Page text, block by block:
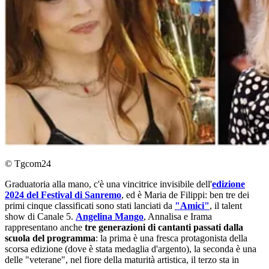
© Tgcom24
Graduatoria alla mano, c'è una vincitrice invisibile dell'edizione
2024 del Festival di Sanremo, ed è Maria de Filippi: ben tre dei
primi cinque classificati sono stati lanciati da "Amici", il talent
show di Canale 5. Angelina Mango, Annalisa e Irama
rappresentano anche tre generazioni di cantanti passati dalla
scuola del programma: la prima è una fresca protagonista della
scorsa edizione (dove è stata medaglia d'argento), la seconda è una
delle "veterane", nel fiore della maturità artistica, il terzo sta in